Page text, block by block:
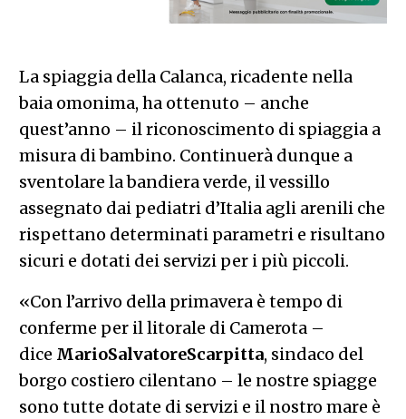
La spiaggia della Calanca, ricadente nella
baia omonima, ha ottenuto – anche
quest’anno – il riconoscimento di spiaggia a
misura di bambino. Continuerà dunque a
sventolare la bandiera verde, il vessillo
assegnato dai pediatri d’Italia agli arenili che
rispettano determinati parametri e risultano
sicuri e dotati dei servizi per i più piccoli.
«Con l’arrivo della primavera è tempo di
conferme per il litorale di Camerota –
dice MarioSalvatoreScarpitta, sindaco del
borgo costiero cilentano – le nostre spiagge
sono tutte dotate di servizi e il nostro mare è